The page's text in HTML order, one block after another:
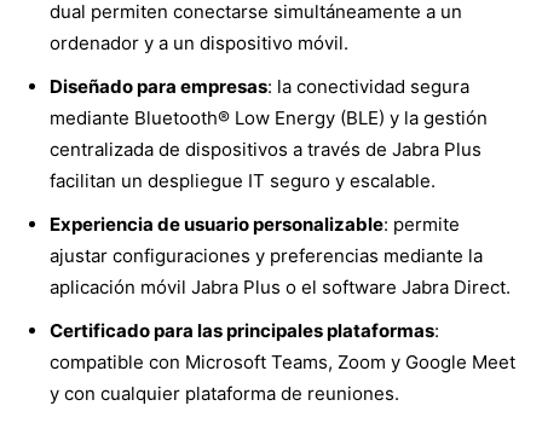
dual permiten conectarse simultáneamente a un
ordenador y a un dispositivo móvil.
Diseñado para empresas: la conectividad segura
mediante Bluetooth® Low Energy (BLE) y la gestión
centralizada de dispositivos a través de Jabra Plus
facilitan un despliegue IT seguro y escalable.
Experiencia de usuario personalizable: permite
ajustar configuraciones y preferencias mediante la
aplicación móvil Jabra Plus o el software Jabra Direct.
Certificado para las principales plataformas:
compatible con Microsoft Teams, Zoom y Google Meet
y con cualquier plataforma de reuniones.